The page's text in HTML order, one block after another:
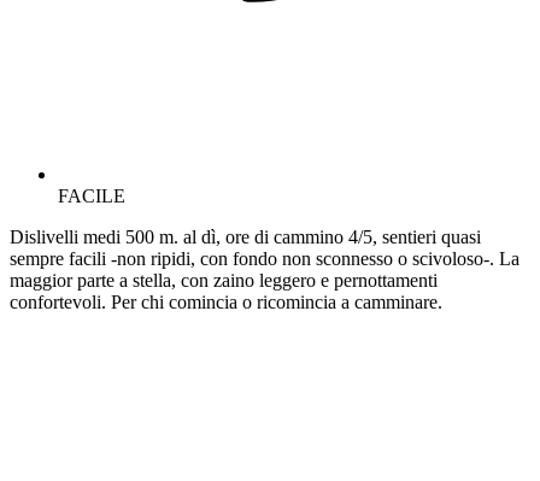
FACILE
Dislivelli medi 500 m. al dì, ore di cammino 4/5, sentieri quasi
sempre facili -non ripidi, con fondo non sconnesso o scivoloso-. La
maggior parte a stella, con zaino leggero e pernottamenti
confortevoli. Per chi comincia o ricomincia a camminare.